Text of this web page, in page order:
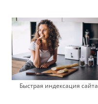
Быстрая индексация сайта